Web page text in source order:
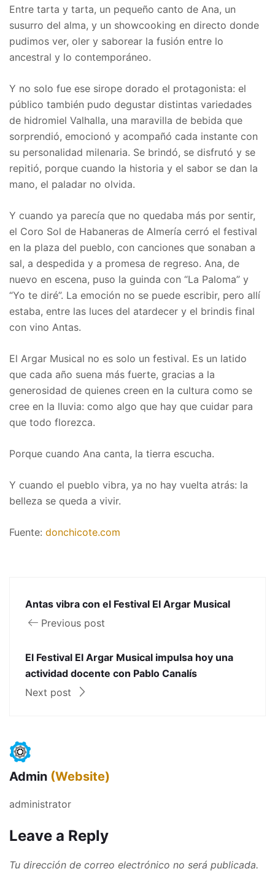
Entre tarta y tarta, un pequeño canto de Ana, un
susurro del alma, y un showcooking en directo donde
pudimos ver, oler y saborear la fusión entre lo
ancestral y lo contemporáneo.
Y no solo fue ese sirope dorado el protagonista: el
público también pudo degustar distintas variedades
de hidromiel Valhalla, una maravilla de bebida que
sorprendió, emocionó y acompañó cada instante con
su personalidad milenaria. Se brindó, se disfrutó y se
repitió, porque cuando la historia y el sabor se dan la
mano, el paladar no olvida.
Y cuando ya parecía que no quedaba más por sentir,
el Coro Sol de Habaneras de Almería cerró el festival
en la plaza del pueblo, con canciones que sonaban a
sal, a despedida y a promesa de regreso. Ana, de
nuevo en escena, puso la guinda con “La Paloma” y
“Yo te diré”. La emoción no se puede escribir, pero allí
estaba, entre las luces del atardecer y el brindis final
con vino Antas.
El Argar Musical no es solo un festival. Es un latido
que cada año suena más fuerte, gracias a la
generosidad de quienes creen en la cultura como se
cree en la lluvia: como algo que hay que cuidar para
que todo florezca.
Porque cuando Ana canta, la tierra escucha.
Y cuando el pueblo vibra, ya no hay vuelta atrás: la
belleza se queda a vivir.
Fuente: donchicote.com
Antas vibra con el Festival El Argar Musical
Previous post
El Fes­ti­val El Argar Musi­cal impulsa hoy una
acti­vi­dad docente con Pablo Cana­lís
Next post
Admin (Website)
administrator
Leave a Reply
Tu dirección de correo electrónico no será publicada.